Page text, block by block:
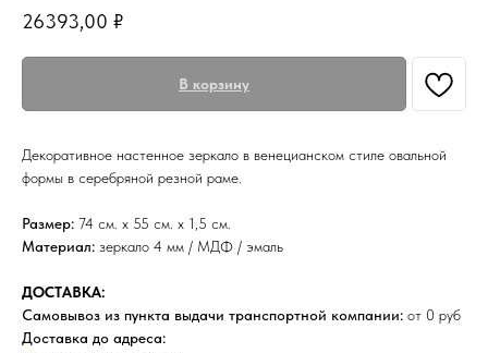
26393,00 ₽
В корзину
Декоративное настенное зеркало в венецианском стиле овальной
формы в серебряной резной раме.
Размер: 74 см. х 55 см. х 1,5 см.
Материал: зеркало 4 мм / МДФ / эмаль
ДОСТАВКА:
Самовывоз из пункта выдачи транспортной компании: от 0 руб
Доставка до адреса: